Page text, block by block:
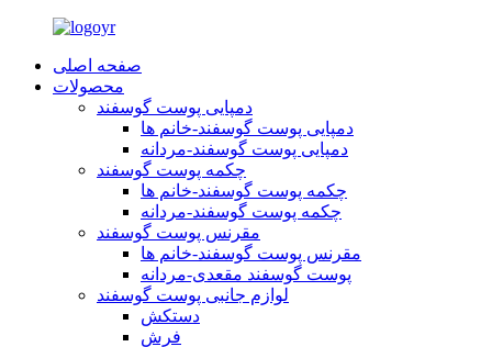
صفحه اصلی
محصولات
دمپایی پوست گوسفند
دمپایی پوست گوسفند-خانم ها
دمپایی پوست گوسفند-مردانه
چکمه پوست گوسفند
چکمه پوست گوسفند-خانم ها
چکمه پوست گوسفند-مردانه
مقرنس پوست گوسفند
مقرنس پوست گوسفند-خانم ها
پوست گوسفند مقعدی-مردانه
لوازم جانبی پوست گوسفند
دستکش
فرش